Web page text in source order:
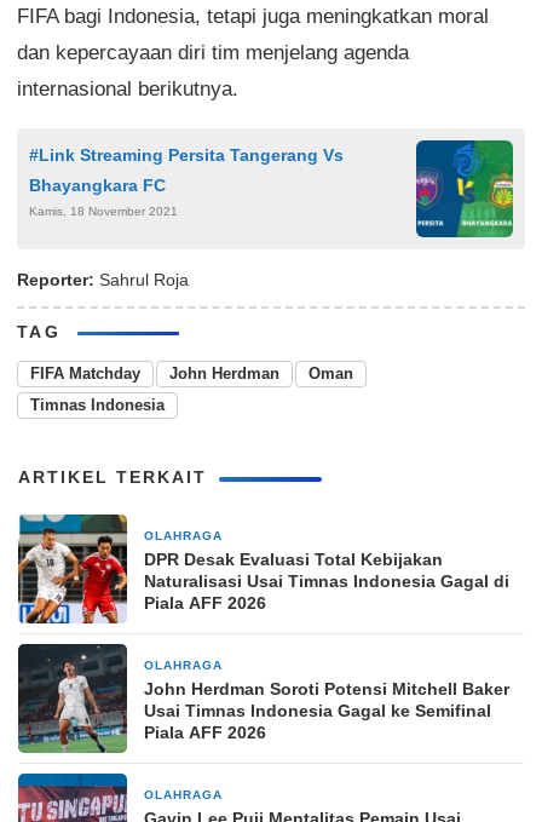
FIFA bagi Indonesia, tetapi juga meningkatkan moral
dan kepercayaan diri tim menjelang agenda
internasional berikutnya.
#Link Streaming Persita Tangerang Vs
Bhayangkara FC
Kamis, 18 November 2021
Reporter: Sahrul Roja
TAG
FIFA Matchday John Herdman
Oman
Timnas Indonesia
ARTIKEL TERKAIT
OLAHRAGA
DPR Desak Evaluasi Total Kebijakan
Naturalisasi Usai Timnas Indonesia Gagal di
Piala AFF 2026
OLAHRAGA
John Herdman Soroti Potensi Mitchell Baker
Usai Timnas Indonesia Gagal ke Semifinal
Piala AFF 2026
OLAHRAGA